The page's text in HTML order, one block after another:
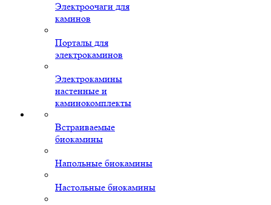
Электроочаги для
каминов
Порталы для
электрокаминов
Электрокамины
настенные и
каминокомплекты
Встраиваемые
биокамины
Напольные биокамины
Настольные биокамины